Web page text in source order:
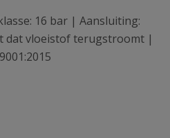
16 bar | Aansluiting:
dat vloeistof terugstroomt |